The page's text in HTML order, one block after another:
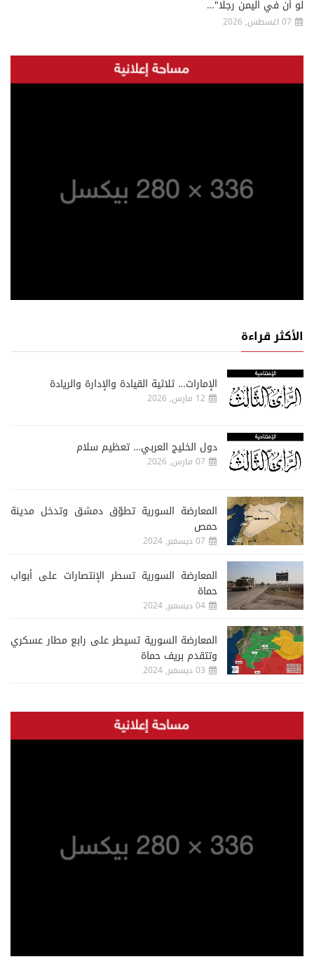
لو أن في اليمن رجلا"…
07 اغسطس, 2026
الأكثر قراءة
الإمارات… ثلاثية القيادة والإدارة والريادة
12 مارس, 2026
دول الخليج العربي… تعظيم سلام
07 مارس, 2026
المعارضة السورية تطوّق دمشق وتدخل مدينة
حمص
07 ديسمبر, 2024
المعارضة السورية تسطر الإنتصارات على أبواب
حماة
04 ديسمبر, 2024
المعارضة السورية تسيطر على رابع مطار عسكري
وتتقدم بريف حماة
03 ديسمبر, 2024